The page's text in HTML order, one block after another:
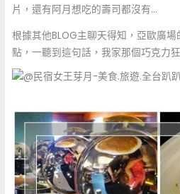
片，還有阿月想吃的壽司都沒有…
根據其他BLOG主聊天得知，亞歐廣
點，一聽到這句話，我家那個巧克力